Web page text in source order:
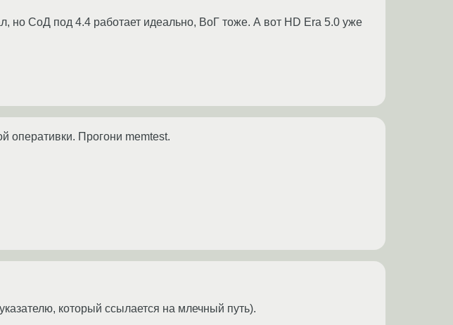
но СоД под 4.4 работает идеально, ВоГ тоже. А вот HD Era 5.0 уже
оперативки. Прогони memtest.
который ссылается на млечный путь).